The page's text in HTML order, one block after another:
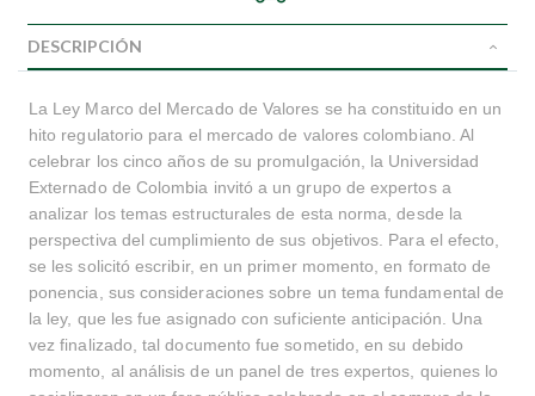
DESCRIPCIÓN
La Ley Marco del Mercado de Valores se ha constituido en un
hito regulatorio para el mercado de valores colombiano. Al
celebrar los cinco años de su promulgación, la Universidad
Externado de Colombia invitó a un grupo de expertos a
analizar los temas estructurales de esta norma, desde la
perspectiva del cumplimiento de sus objetivos. Para el efecto,
se les solicitó escribir, en un primer momento, en formato de
ponencia, sus consideraciones sobre un tema fundamental de
la ley, que les fue asignado con suficiente anticipación. Una
vez finalizado, tal documento fue sometido, en su debido
momento, al análisis de un panel de tres expertos, quienes lo